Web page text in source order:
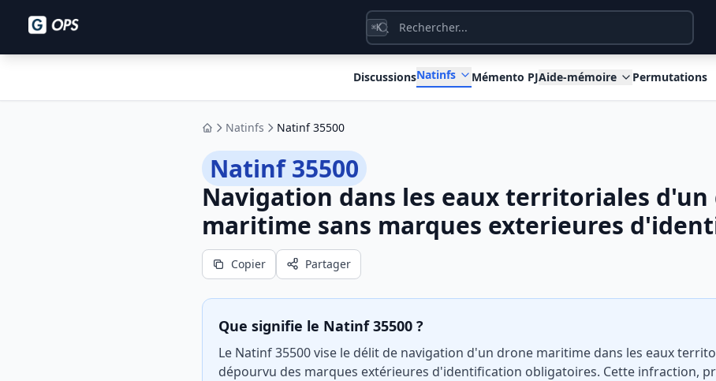
⌘K
DiscussionsNatinfs Mémento PJAide-mémoire Permutations
AccueilNatinfs Natinf 35500
Natinf 35500
Navigation dans les eaux territoriales d'un
maritime sans marques exterieures
Copier Partager
Que signifie le Natinf 35500 ?
Le Natinf 35500 vise le délit de navigation d'un drone maritime dans les eaux
dépourvu des marques extérieures d'identification obligatoires. Cette infraction,